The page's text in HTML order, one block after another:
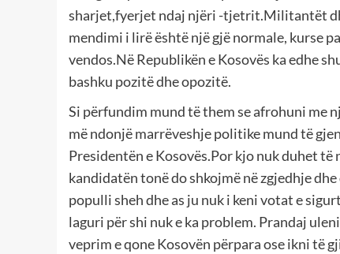
sharjet,fyerjet ndaj njëri -tjetrit.Militantët
mendimi i lirë është një gjë normale, kurse
vendos.Në Republikën e Kosovës ka edhe
bashku pozitë dhe opozitë.
Si përfundim mund të them se afrohuni
më ndonjë marrëveshje politike mund të
Presidentën e Kosovës.Por kjo nuk duhet
kandidatën tonë do shkojmë në zgjedhje
populli sheh dhe as ju nuk i keni votat e
laguri për shi nuk e ka problem. Prandaj
veprim e qone Kosovën përpara ose ikni të